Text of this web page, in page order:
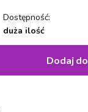
Dostępność:
duża ilość
Dodaj